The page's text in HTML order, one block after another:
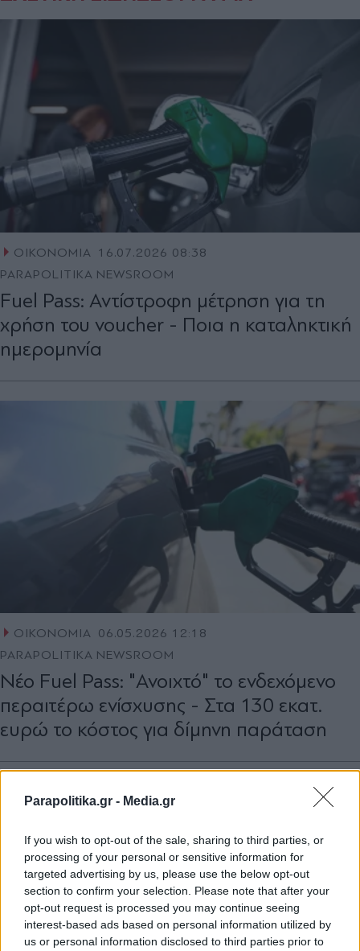
Parapolitika.gr - Media.gr
If you wish to opt-out of the sale, sharing to third parties, or
processing of your personal or sensitive information for
targeted advertising by us, please use the below opt-out
section to confirm your selection. Please note that after your
opt-out request is processed you may continue seeing
interest-based ads based on personal information utilized by
us or personal information disclosed to third parties prior to
ΟΙΚΟΝΟΜΙΑ
16.07.2026 08:38
PARAPOLITIKA NEWSROOM
Fuel Pass: Αντίστροφη μέτρηση για τη
χρήση του voucher - Ποια η καταληκτική
ημερομηνία
ΟΙΚΟΝΟΜΙΑ 06.05.2026 12:18
PARAPOLITIKA NEWSROOM
Νέο Fuel Pass: "Ανοιχτό" το ενδεχόμενο
περαιτέρω ενίσχυσης - Στα 130 εκατ.
ευρώ το κόστος για δίμηνη παράταση